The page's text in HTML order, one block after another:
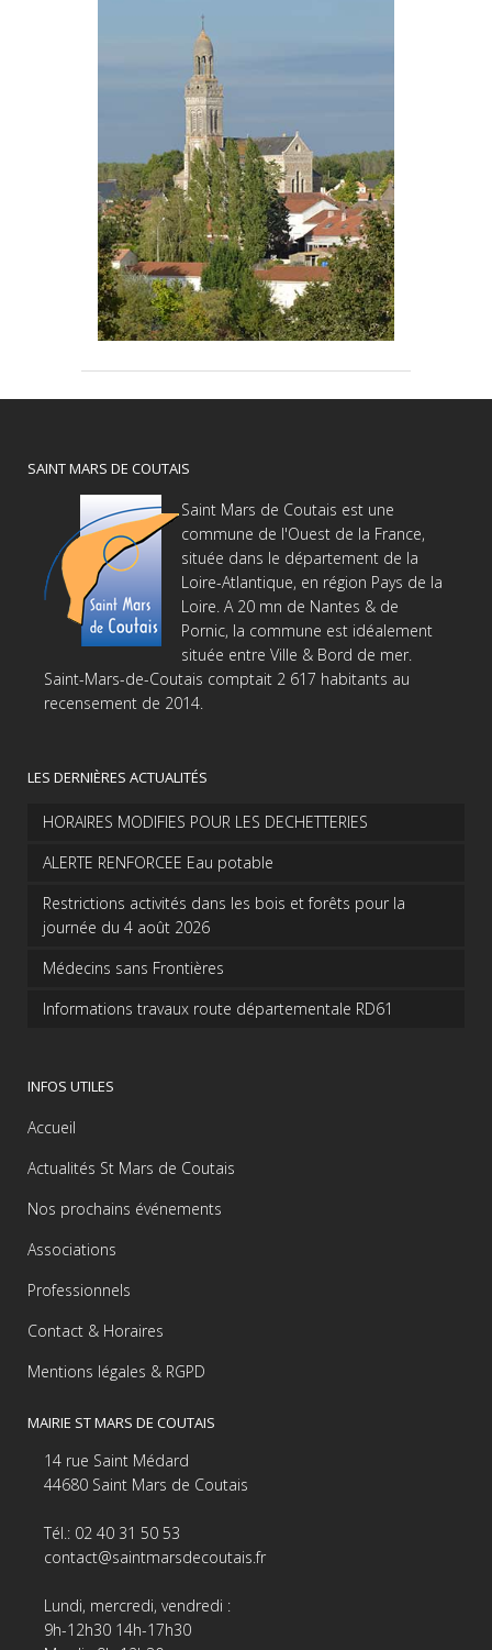
SAINT MARS DE COUTAIS
Saint Mars de Coutais est une
commune de l'Ouest de la France,
située dans le département de la
Loire-Atlantique, en région Pays de la
Loire. A 20 mn de Nantes & de
Pornic, la commune est idéalement
située entre Ville & Bord de mer.
Saint-Mars-de-Coutais comptait 2 617 habitants au
recensement de 2014.
LES DERNIÈRES ACTUALITÉS
HORAIRES MODIFIES POUR LES DECHETTERIES
ALERTE RENFORCEE Eau potable
Restrictions activités dans les bois et forêts pour la
journée du 4 août 2026
Médecins sans Frontières
Informations travaux route départementale RD61
INFOS UTILES
Accueil
Actualités St Mars de Coutais
Nos prochains événements
Associations
Professionnels
Contact & Horaires
Mentions légales & RGPD
MAIRIE ST MARS DE COUTAIS
14 rue Saint Médard
44680 Saint Mars de Coutais
Tél.: 02 40 31 50 53
contact@saintmarsdecoutais.fr
Lundi, mercredi, vendredi :
9h-12h30 14h-17h30